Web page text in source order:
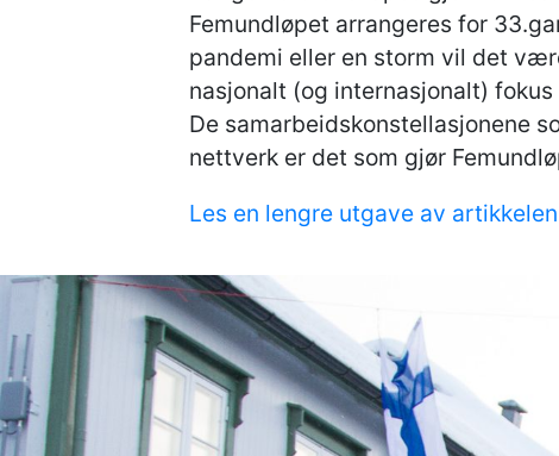
Femundløpet arrangeres for
pandemi eller en storm vil det
nasjonalt (og internasjonalt)
De samarbeidskonstellasjonene
nettverk er det som gjør
Les en lengre utgave av